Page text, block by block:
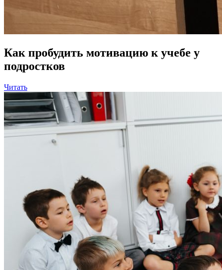
Как пробудить мотивацию к учебе у
подростков
Читать